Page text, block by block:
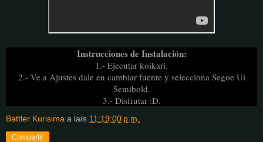
Instrucciones de Instalación:
1.- Ejecutar koikari.
2.- Ve a Ajustes dale en cambiar fuente y selecciona Segoe Ui
Semibold.
3.- Disfrutar :D.
Battler Kurisima a la/s 11:19:00 p.m.
Compartir